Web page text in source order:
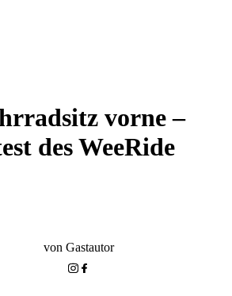
vorne –
des WeeRide
von Gastautor